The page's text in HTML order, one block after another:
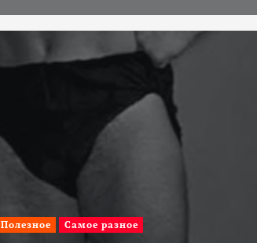
Полезное Самое разное